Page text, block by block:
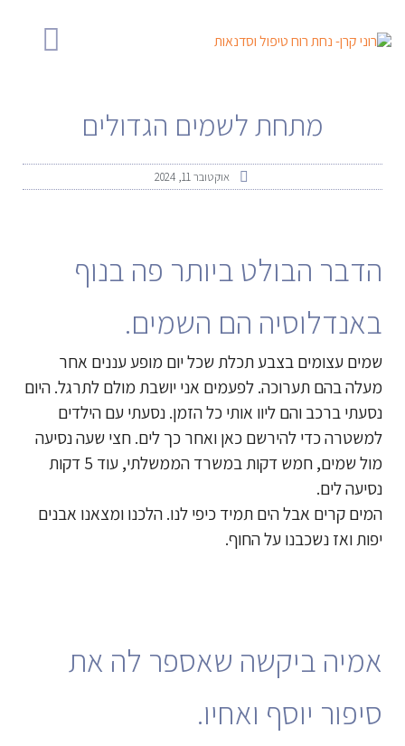
מתחת לשמים הגדולים
אוקטובר 11, 2024
הדבר הבולט ביותר פה בנוף
באנדלוסיה הם השמים.
שמים עצומים בצבע תכלת שכל יום מופע עננים אחר
מעלה בהם תערוכה. לפעמים אני יושבת מולם לתרגל. היום
נסעתי ברכב והם ליוו אותי כל הזמן. נסעתי עם הילדים
למשטרה כדי להירשם כאן ואחר כך לים. חצי שעה נסיעה
מול שמים, חמש דקות במשרד הממשלתי, עוד 5 דקות
נסיעה לים.
המים קרים אבל הים תמיד כיפי לנו. הלכנו ומצאנו אבנים
יפות ואז נשכבנו על החוף.
אמיה ביקשה שאספר לה את
סיפור יוסף ואחיו.